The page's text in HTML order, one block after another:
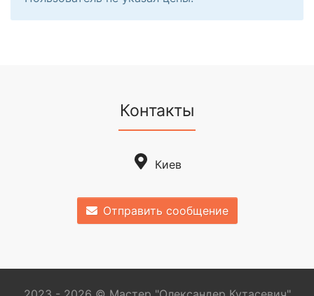
Контакты
Киев
Отправить сообщение